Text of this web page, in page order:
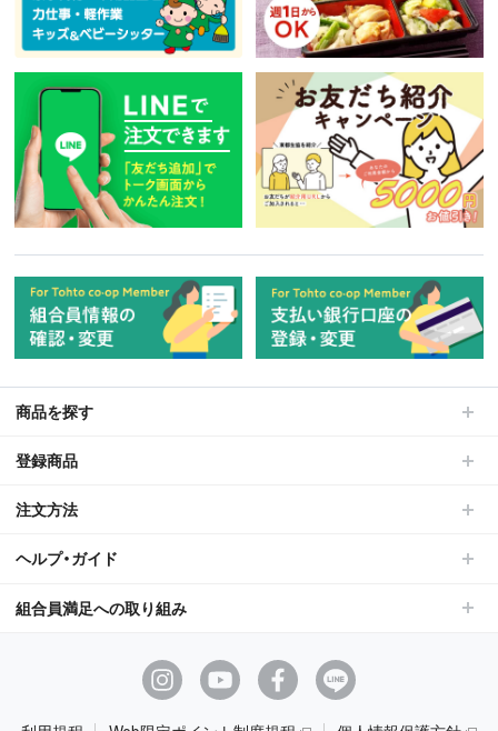
商品を探す
登録商品
注文方法
ヘルプ・ガイド
組合員満足への取り組み